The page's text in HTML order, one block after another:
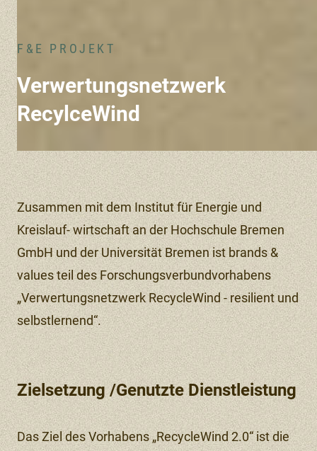
F&E PROJEKT
Verwertungsnetzwerk
RecylceWind
Zusammen mit dem Institut für Energie und
Kreislauf- wirtschaft an der Hochschule Bremen
GmbH und der Universität Bremen ist brands &
values teil des Forschungsverbundvorhabens
„Verwertungsnetzwerk RecycleWind - resilient und
selbstlernend“.
Zielsetzung /Genutzte Dienstleistung
Das Ziel des Vorhabens „RecycleWind 2.0“ ist die